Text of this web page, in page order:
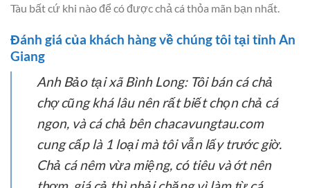
Tàu bất cứ khi nào để có được chả cá thỏa mãn bạn nhất.
Đánh giá của khách hàng về chúng tôi tại tỉnh An
Giang
Anh Bảo tại xã Bình Long:Tôi bán cá chả
chợ cũng khá lâu nên rất biết chọn chả cá
ngon, và cá chả bên chacavungtau.com
cung cấp là 1 loại mà tôi vẫn lấy trước giờ.
Chả cá nêm vừa miệng, có tiêu và ớt nên